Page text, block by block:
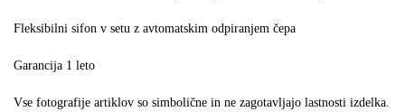
Fleksibilni sifon v setu z avtomatskim odpiranjem čepa
Garancija 1 leto
Vse fotografije artiklov so simbolične in ne zagotavljajo lastnosti izdelka.